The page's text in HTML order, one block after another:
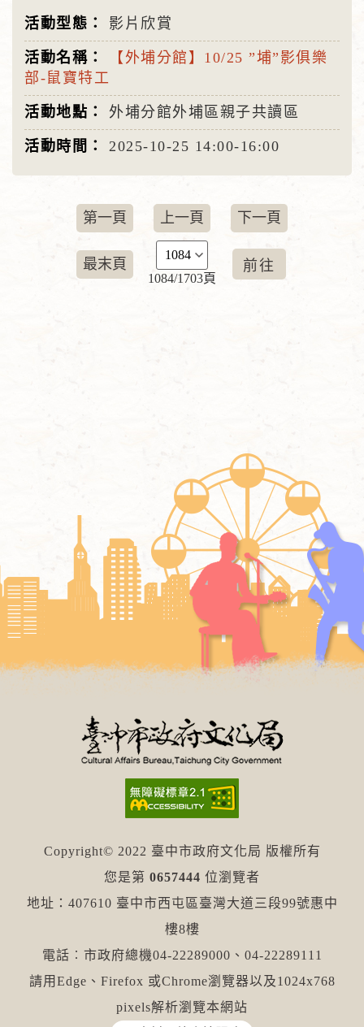
影片欣賞
【外埔分館】10/25 ”埔”影俱樂
部-鼠寶特工
外埔分館外埔區親子共讀區
2025-10-25 14:00-16:00
第一頁 上一頁 下一頁
最末頁
1084/1703頁
Copyright© 2022 臺中市政府文化局 版權所有
您是第 0657444 位瀏覽者
地址：407610 臺中市西屯區臺灣大道三段99號惠中
樓8樓
電話︰市政府總機04-22289000、04-22289111
請用Edge、Firefox 或Chrome瀏覽器以及1024x768
pixels解析瀏覽本網站